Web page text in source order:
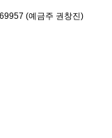
(예금주 권창진)